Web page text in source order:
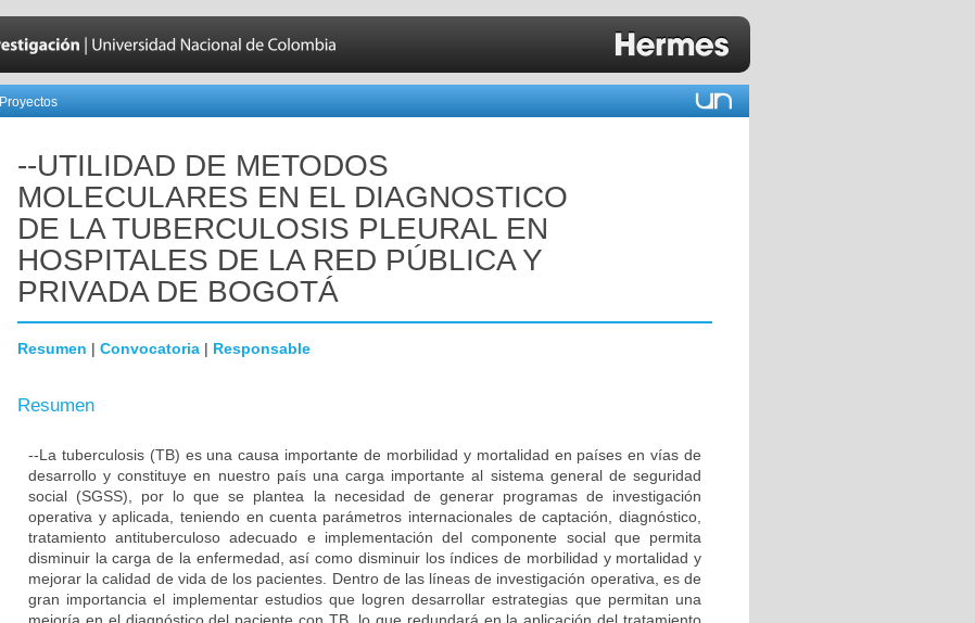
Proyectos
--UTILIDAD DE METODOS
MOLECULARES EN EL DIAGNOSTICO
DE LA TUBERCULOSIS PLEURAL EN
HOSPITALES DE LA RED PÚBLICA Y
PRIVADA DE BOGOTÁ
Resumen | Convocatoria | Responsable
Resumen
--La tuberculosis (TB) es una causa importante de morbilidad y mortalidad en países en vías de
desarrollo y constituye en nuestro país una carga importante al sistema general de seguridad
social (SGSS), por lo que se plantea la necesidad de generar programas de investigación
operativa y aplicada, teniendo en cuenta parámetros internacionales de captación, diagnóstico,
tratamiento antituberculoso adecuado e implementación del componente social que permita
disminuir la carga de la enfermedad, así como disminuir los índices de morbilidad y mortalidad y
mejorar la calidad de vida de los pacientes. Dentro de las líneas de investigación operativa, es de
gran importancia el implementar estudios que logren desarrollar estrategias que permitan una